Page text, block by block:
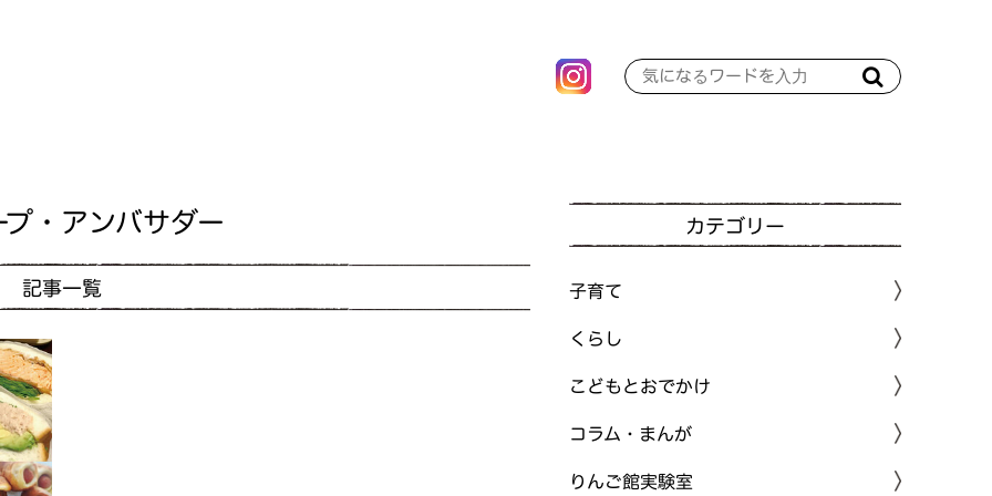
プ・アンバサダー
記事一覧
カテゴリー
子育て
くらし
こどもとおでかけ
コラム・まんが
りんご館実験室